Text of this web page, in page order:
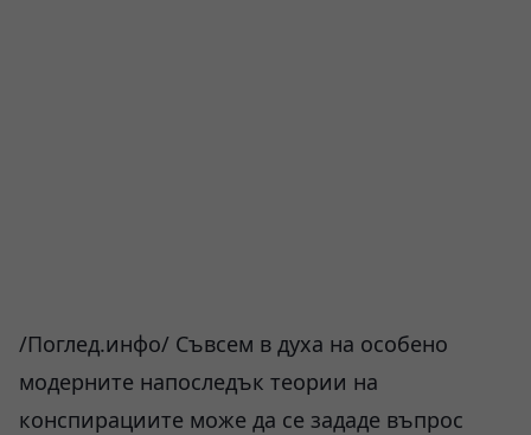
/Поглед.инфо/ Съвсем в духа на особено
модерните напоследък теории на
конспирациите може да се зададе въпрос